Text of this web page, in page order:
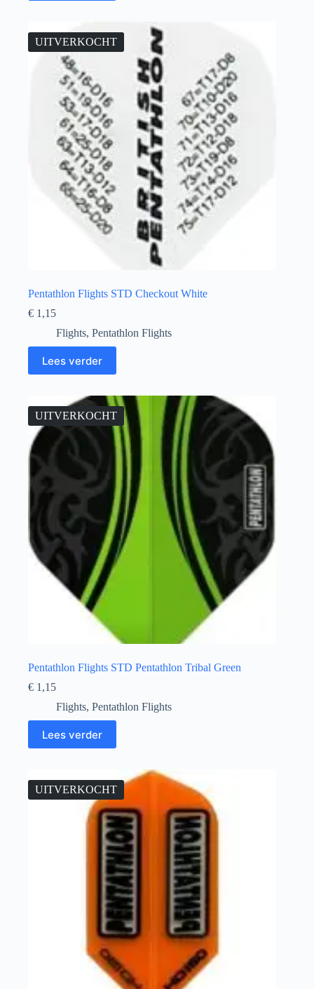
UITVERKOCHT
Pentathlon Flights STD Checkout White
€ 1,15
Flights, Pentathlon Flights
Lees verder
UITVERKOCHT
Pentathlon Flights STD Pentathlon Tribal Green
€ 1,15
Flights, Pentathlon Flights
Lees verder
UITVERKOCHT